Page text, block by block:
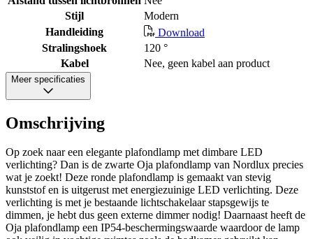
Stijl
Modern
Handleiding
Download
Stralingshoek
120 °
Kabel
Nee, geen kabel aan product
Meer specificaties
Omschrijving
Op zoek naar een elegante plafondlamp met dimbare LED
verlichting? Dan is de zwarte Oja plafondlamp van Nordlux precies
wat je zoekt! Deze ronde plafondlamp is gemaakt van stevig
kunststof en is uitgerust met energiezuinige LED verlichting. Deze
verlichting is met je bestaande lichtschakelaar stapsgewijs te
dimmen, je hebt dus geen externe dimmer nodig! Daarnaast heeft de
Oja plafondlamp een IP54-beschermingswaarde waardoor de lamp